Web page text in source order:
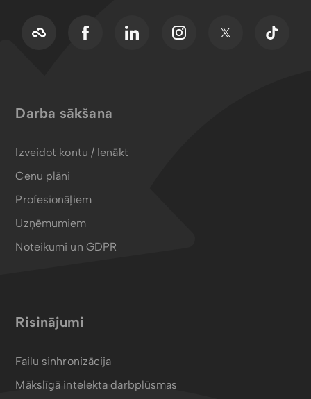
Darba sākšana
Izveidot kontu / Ienākt
Cenu plāni
Profesionāļiem
Uzņēmumiem
Noteikumi un GDPR
Risinājumi
Failu sinhronizācija
Mākslīgā intelekta darbplūsmas